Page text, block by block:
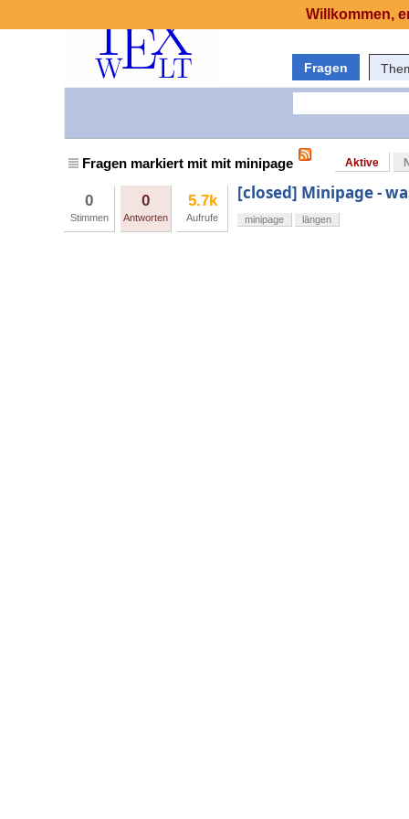
Fragen
Fragen markiert mit mit minipage Aktive
0
Stimmen
0
Antworten
5.7k
Aufrufe
[closed] Minipage -
minipage längen
Willkommen,